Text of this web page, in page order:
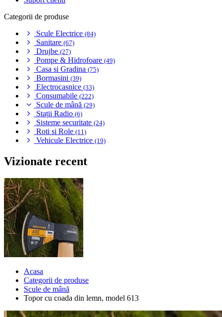
Categorii de produse
Scule Electrice (84)
Sanitare (67)
Drujbe (27)
Pompe & Hidrofoare (49)
Casa si Gradina (75)
Bormasini (39)
Electrocasnice (33)
Consumabile (222)
Scule de mână (29)
Stații Radio (6)
Sisteme securitate (24)
Roti si Role (11)
Vehicule Electrice (19)
Vizionate recent
Acasa
Categorii de produse
Scule de mână
Topor cu coada din lemn, model 613